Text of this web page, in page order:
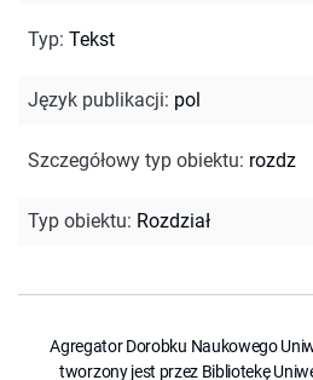
Typ: Tekst
Język publikacji: pol
Szczegółowy typ obiektu: rozdz
Typ obiektu: Rozdział
Agregator Dorobku Naukowego
tworzony jest przez Bibliotekę